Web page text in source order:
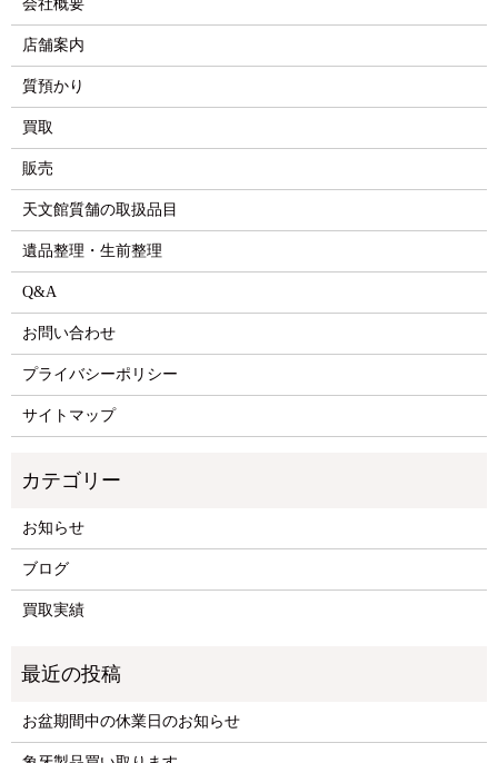
会社概要
店舗案内
質預かり
買取
販売
天文館質舗の取扱品目
遺品整理・生前整理
Q&A
お問い合わせ
プライバシーポリシー
サイトマップ
お知らせ
ブログ
買取実績
お盆期間中の休業日のお知らせ